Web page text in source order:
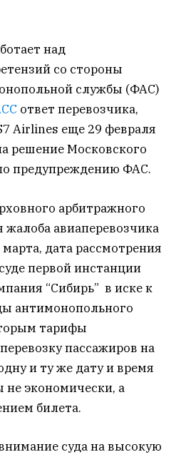
над
со стороны
службы (ФАС)
ответ перевозчика,
Airlines еще 29 февраля
решение Московского
предупреждению ФАС.
арбитражного
жалоба авиаперевозчика
дата рассмотрения
первой инстанции
“Сибирь” в иске к
антимонопольного
тарифы
пассажиров на
и ту же дату и время
не экономически, а
билета.
суда на высокую